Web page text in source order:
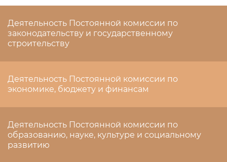
Деятельность Постоянной комиссии по
законодательству и государственному
строительству
Деятельность Постоянной комиссии по
экономике, бюджету и финансам
Деятельность Постоянной комиссии по
образованию, науке, культуре и социальному
развитию